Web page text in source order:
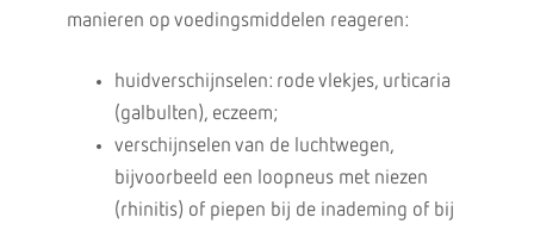
manieren op voedingsmiddelen reageren:
huidverschijnselen: rode vlekjes, urticaria
(galbulten), eczeem;
verschijnselen van de luchtwegen,
bijvoorbeeld een loopneus met niezen
(rhinitis) of piepen bij de inademing of bij